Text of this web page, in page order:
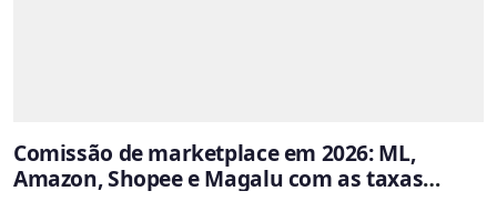
Comissão de marketplace em 2026: ML,
Amazon, Shopee e Magalu com as taxas